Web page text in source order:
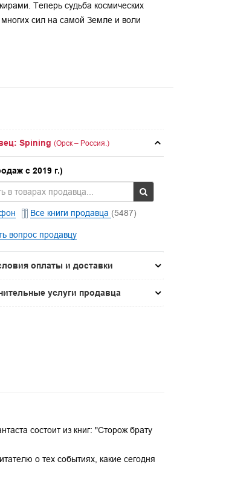
Теперь судьба космических
многих сил на самой Земле и воли
Spining (Орск – Россия.)
с 2019 г.)
Все книги продавца (5487)
вопрос продавцу
оплаты и доставки
услуги продавца
состоит из книг: "Сторож брату
о тех событиях, какие сегодня